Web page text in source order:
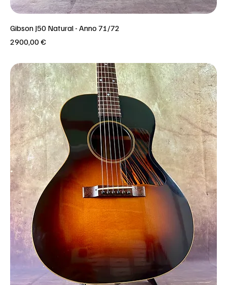
Gibson J50 Natural - Anno 71/72
Prezzo
2900,00 €